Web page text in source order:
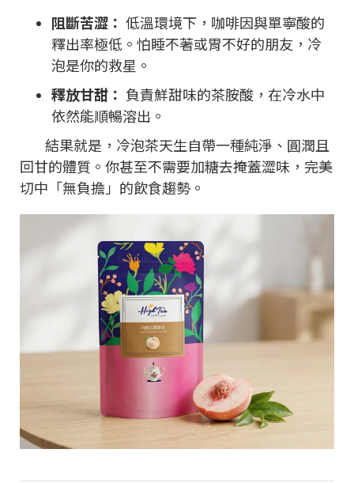
阻斷苦澀： 低溫環境下，咖啡因與單寧酸的
釋出率極低。怕睡不著或胃不好的朋友，冷
泡是你的救星。
釋放甘甜： 負責鮮甜味的茶胺酸，在冷水中
依然能順暢溶出。
結果就是，冷泡茶天生自帶一種純淨、圓潤且
回甘的體質。你甚至不需要加糖去掩蓋澀味，完美
切中「無負擔」的飲食趨勢。